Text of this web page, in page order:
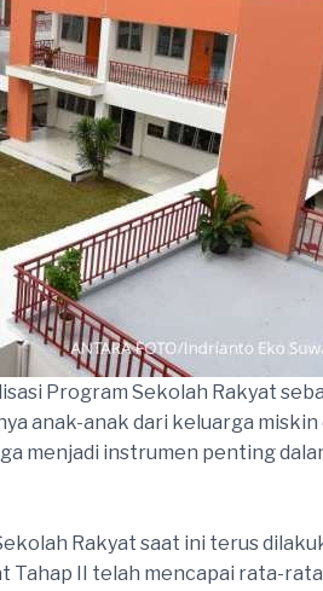
Program Sekolah Rakyat
anak-anak dari keluarga
menjadi instrumen penting
Rakyat saat ini terus
II telah mencapai rata-